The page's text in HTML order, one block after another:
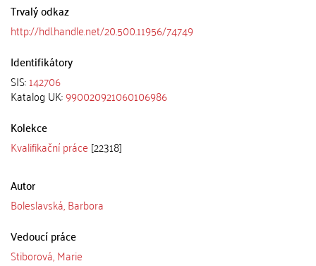
Trvalý odkaz
http://hdl.handle.net/20.500.11956/74749
Identifikátory
SIS:142706
Katalog UK:990020921060106986
Kolekce
Kvalifikační práce [22318]
Autor
Boleslavská, Barbora
Vedoucí práce
Stiborová, Marie